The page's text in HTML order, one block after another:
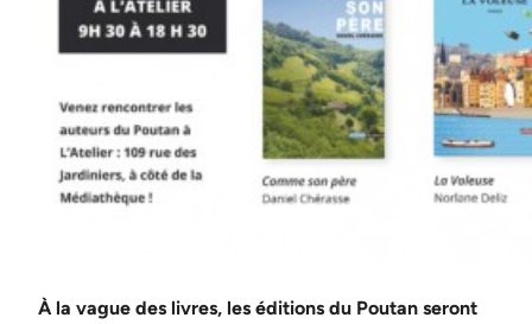
À la vague des livres, les éditions du Poutan seront